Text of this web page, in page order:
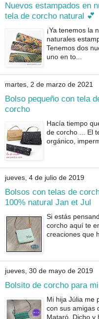
Nuevos estampados en
tela de corcho natural 💕
¡Ya tenemos la
naturales
Tenemos dos
uno en to...
martes, 2 de marzo de 2021
Bolso pequeño con tela
corcho
Hacía tiempo
de corcho ... El
orgánico,
jueves, 4 de julio de 2019
Bolsos con telas de
100% natural Jan et Jul
Si estás
corcho aquí te
creaciones que
jueves, 30 de mayo de 2019
Bolsito de corcho para
Mi hija Júlia me
con sus amigas
Mataró. Dicho y